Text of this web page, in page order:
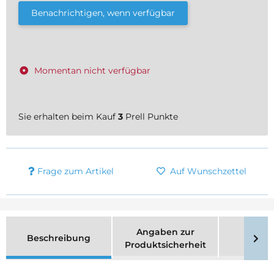
inkl. 19% USt. , zzgl.
Benachrichtigen, wenn verfügbar
Momentan nicht verfügbar
Sie erhalten beim Kauf 3 Prell Punkte
Frage zum Artikel Auf Wunschzettel
Beschreibung
Angaben zur
Produktsicherheit